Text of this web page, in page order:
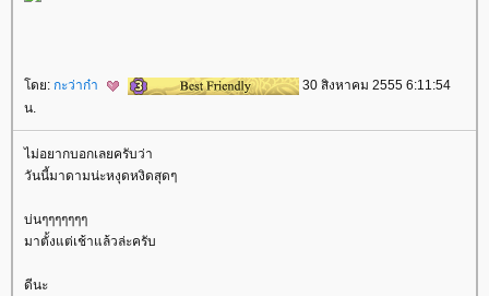
ดย: กะว่าก๋า
30 สิงหาคม 2555 6:11:54
น.
ไม่อยากบอกเลยครับว่า
วันนี้มาดามน่ะหงุดหงิดสุดๆ
บ่นๆๆๆๆๆๆๆ
มาตั้งแต่เช้าแล้วล่ะครับ
ดีนะ